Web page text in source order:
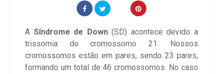
A Síndrome de Down(SD) acontece devido a
trissomia do cromossomo 21. Nossos
cromossomos estão em pares, sendo 23 pares,
formando um total de 46 cromossomos. No caso